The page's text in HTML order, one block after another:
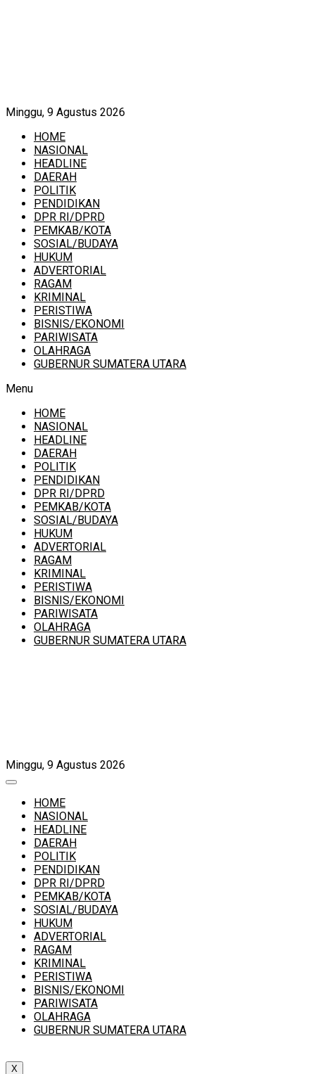
Minggu, 9 Agustus 2026
HOME
NASIONAL
HEADLINE
DAERAH
POLITIK
PENDIDIKAN
DPR RI/DPRD
PEMKAB/KOTA
SOSIAL/BUDAYA
HUKUM
ADVERTORIAL
RAGAM
KRIMINAL
PERISTIWA
BISNIS/EKONOMI
PARIWISATA
OLAHRAGA
GUBERNUR SUMATERA UTARA
Menu
HOME
NASIONAL
HEADLINE
DAERAH
POLITIK
PENDIDIKAN
DPR RI/DPRD
PEMKAB/KOTA
SOSIAL/BUDAYA
HUKUM
ADVERTORIAL
RAGAM
KRIMINAL
PERISTIWA
BISNIS/EKONOMI
PARIWISATA
OLAHRAGA
GUBERNUR SUMATERA UTARA
Minggu, 9 Agustus 2026
HOME
NASIONAL
HEADLINE
DAERAH
POLITIK
PENDIDIKAN
DPR RI/DPRD
PEMKAB/KOTA
SOSIAL/BUDAYA
HUKUM
ADVERTORIAL
RAGAM
KRIMINAL
PERISTIWA
BISNIS/EKONOMI
PARIWISATA
OLAHRAGA
GUBERNUR SUMATERA UTARA
X